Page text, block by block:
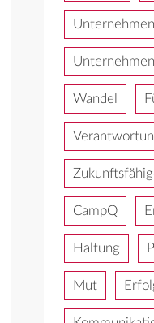
Unternehmen
Wandel
CampQ
Haltung
Mut